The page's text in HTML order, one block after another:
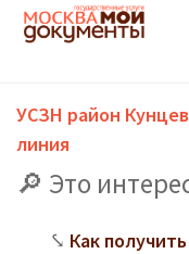
УСЗН район
линия
Это
Как